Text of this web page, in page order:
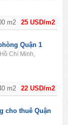
25 USD/m2
m2
22 USD/m2
m2
Quận 1
Chí Minh,
cho thuê Quận